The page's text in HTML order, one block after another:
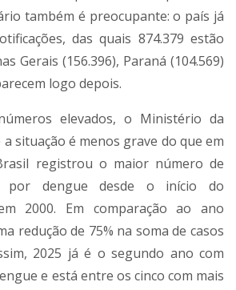
também é preocupante: o país já
das quais 874.379 estão
Gerais (156.396), Paraná (104.569)
logo depois.
elevados, o Ministério da
a situação é menos grave do que em
registrou o maior número de
por dengue desde o início do
2000. Em comparação ao ano
redução de 75% na soma de casos
2025 já é o segundo ano com
e está entre os cinco com mais